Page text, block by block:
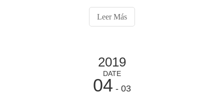
canales profundos. El cabezal de la bomba está
suspendido en el líquido bombeado y el motor de
Leer Más
2019
DATE
04 - 03